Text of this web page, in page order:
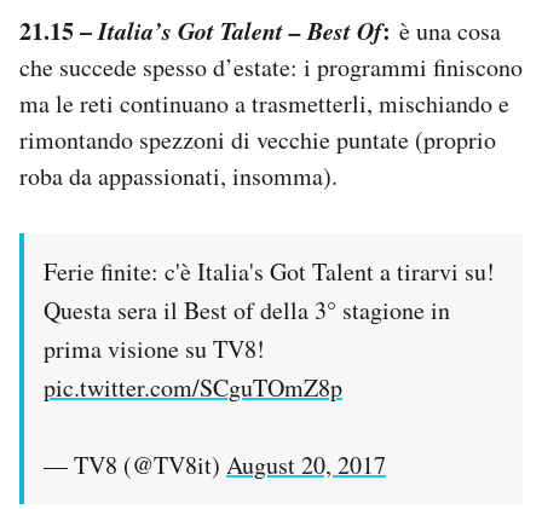
21.15 –Italia’s Got Talent – Best Of: è una cosa
che succede spesso d’estate: i programmi finiscono
ma le reti continuano a trasmetterli, mischiando e
rimontando spezzoni di vecchie puntate (proprio
roba da appassionati, insomma).
Ferie finite: c'è Italia's Got Talent a tirarvi su!
Questa sera il Best of della 3° stagione in
prima visione su TV8!
pic.twitter.com/SCguTOmZ8p
— TV8 (@TV8it) August 20, 2017